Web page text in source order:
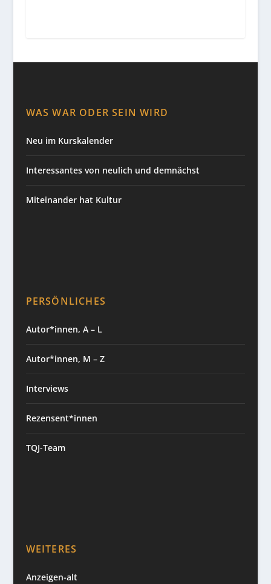
WAS WAR ODER SEIN WIRD
Neu im Kurskalender
Interessantes von neulich und demnächst
Miteinander hat Kultur
PERSÖNLICHES
Autor*innen, A – L
Autor*innen, M – Z
Interviews
Rezensent*innen
TQJ-Team
WEITERES
Anzeigen-alt